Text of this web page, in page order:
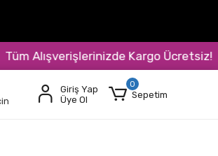
Alışverişlerinizde Kargo Ücretsiz!
Giriş Yap
Üye Ol
0
Sepetim